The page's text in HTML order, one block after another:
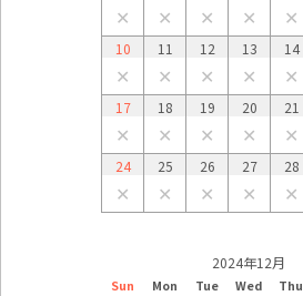
✕ ✕ ✕ ✕ ✕
10
✕
11
✕
12
✕
13
✕
14
✕
17
✕
18
✕
19
✕
20
✕
21
✕
24
✕
25
✕
26
✕
27
✕
28
✕
2024年12月
Sun Mon Tue Wed Thu